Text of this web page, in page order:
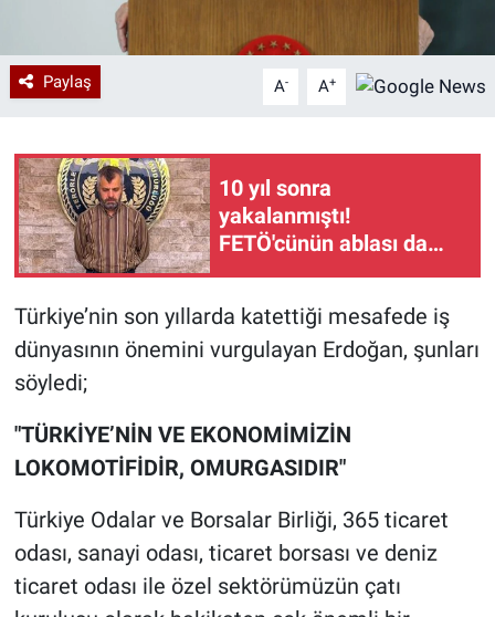
Paylaş A- A+
10 yıl sonra
yakalanmıştı!
FETÖ'cünün ablası da
Türkiye’nin son yıllarda katettiği mesafede iş
dünyasının önemini vurgulayan Erdoğan, şunları
söyledi;
"TÜRKİYE’NİN VE EKONOMİMİZİN
LOKOMOTİFİDİR, OMURGASIDIR"
Türkiye Odalar ve Borsalar Birliği, 365 ticaret
odası, sanayi odası, ticaret borsası ve deniz
ticaret odası ile özel sektörümüzün çatı
Teknoloji
Ramazan